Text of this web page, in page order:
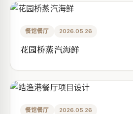
餐馆餐厅 2026.05.26
花园桥蒸汽海鲜
餐馆餐厅 2026.05.26